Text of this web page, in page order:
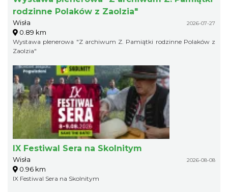
rodzinne Polaków z Zaolzia"
Wisła 2026-07-27
0.89 km
Wystawa plenerowa "Z archiwum Z. Pamiątki rodzinne Polaków z
Zaolzia"
IX Festiwal Sera na Skolnitym
Wisła 2026-08-08
0.96 km
IX Festiwal Sera na Skolnitym